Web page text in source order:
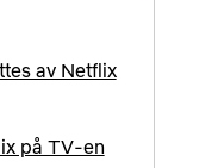
av Netflix
på TV-en